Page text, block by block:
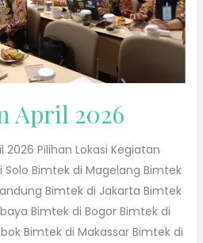
April 2026
2026 Pilihan Lokasi Kegiatan
Bimtek di Magelang Bimtek
Bimtek di Jakarta Bimtek
Bimtek di Bogor Bimtek di
Bimtek di Makassar Bimtek di